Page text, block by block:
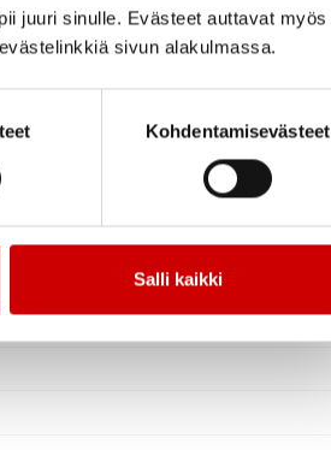
juuri sinulle. Evästeet auttavat myös
sivun alakulmassa.
Kohdentamisevästeet
Salli kaikki